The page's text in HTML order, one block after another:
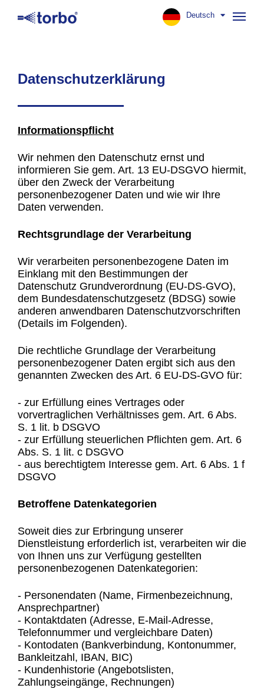
Deutsch
Datenschutzerklärung
Informationspflicht
Wir nehmen den Datenschutz ernst und
informieren Sie gem. Art. 13 EU-DSGVO hiermit,
über den Zweck der Verarbeitung
personenbezogener Daten und wie wir Ihre
Daten verwenden.
Rechtsgrundlage der Verarbeitung
Wir verarbeiten personenbezogene Daten im
Einklang mit den Bestimmungen der
Datenschutz Grundverordnung (EU-DS-GVO),
dem Bundesdatenschutzgesetz (BDSG) sowie
anderen anwendbaren Datenschutzvorschriften
(Details im Folgenden).
Die rechtliche Grundlage der Verarbeitung
personenbezogener Daten ergibt sich aus den
genannten Zwecken des Art. 6 EU-DS-GVO für:
- zur Erfüllung eines Vertrages oder
vorvertraglichen Verhältnisses gem. Art. 6 Abs.
S. 1 lit. b DSGVO
- zur Erfüllung steuerlichen Pflichten gem. Art. 6
Abs. S. 1 lit. c DSGVO
- aus berechtigtem Interesse gem. Art. 6 Abs. 1 f
DSGVO
Betroffene Datenkategorien
Soweit dies zur Erbringung unserer
Dienstleistung erforderlich ist, verarbeiten wir die
von Ihnen uns zur Verfügung gestellten
personenbezogenen Datenkategorien:
- Personendaten (Name, Firmenbezeichnung,
Ansprechpartner)
- Kontaktdaten (Adresse, E-Mail-Adresse,
Telefonnummer und vergleichbare Daten)
- Kontodaten (Bankverbindung, Kontonummer,
Bankleitzahl, IBAN, BIC)
- Kundenhistorie (Angebotslisten,
Zahlungseingänge, Rechnungen)